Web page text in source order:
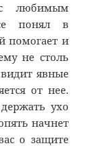
любимым
понял в
помогает и
не столь
явные
от нее.
ухо
начнет
о защите